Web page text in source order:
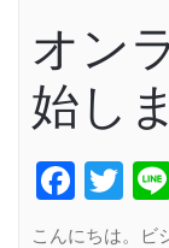
オン
始し
こんにちは。ビ